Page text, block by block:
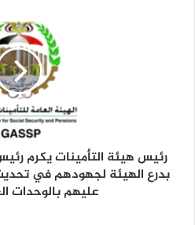
رئيس هيئة التأمينات يكرم
بدرع الهيئة لجهودهم في
عليهم بالوحدات